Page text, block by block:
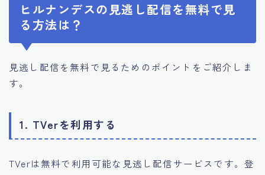
ヒルナンデスの見逃し配信を無料で見
る方法は？
見逃し配信を無料で見るためのポイントをご紹介しま
す。
1. TVerを利用する
TVerは無料で利用可能な見逃し配信サービスです。登